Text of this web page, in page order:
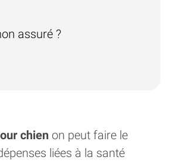
assuré ?
chien on peut faire le
liées à la santé